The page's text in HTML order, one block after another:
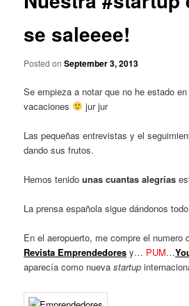
se saleeee!
Posted onSeptember 3, 2013
Se empieza a notar que no he estado
vacaciones
jur jur
Las pequeñas entrevistas y el
dando sus frutos.
Hemos tenidounas cuantas alegrías
La prensa española sigue dándonos
En el aeropuerto, me compre el numero
Revista Emprendedores y… PUM…
aparecía como nuevastartup